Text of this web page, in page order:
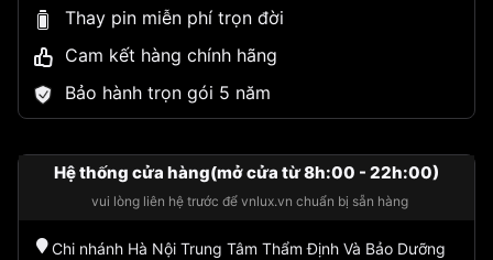
Thay pin miễn phí trọn đời
Cam kết hàng chính hãng
Bảo hành trọn gói 5 năm
Hệ thống cửa hàng(mở cửa từ 8h:00 - 22h:00)
vui lòng liên hệ trước để vnlux.vn chuẩn bị sẵn hàng
Chi nhánh Hà Nội Trung Tâm Thẩm Định Và Bảo Dưỡng